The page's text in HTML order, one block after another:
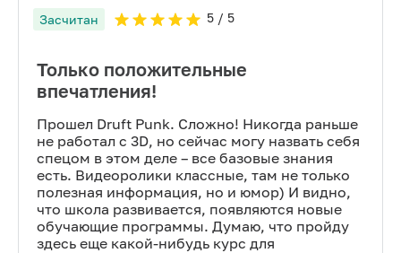
Засчитан 5/ 5
Только положительные
впечатления!
Прошел Druft Punk. Сложно! Никогда раньше
не работал с 3D, но сейчас могу назвать себя
спецом в этом деле – все базовые знания
есть. Видеоролики классные, там не только
полезная информация, но и юмор) И видно,
что школа развивается, появляются новые
обучающие программы. Думаю, что пройду
здесь еще какой-нибудь курс для